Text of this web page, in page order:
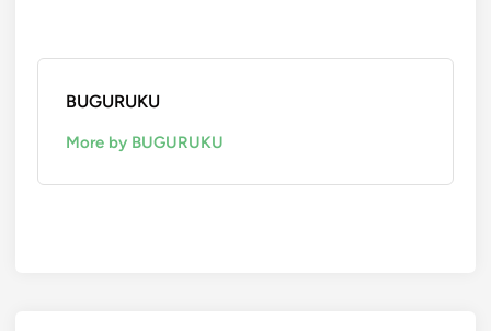
BUGURUKU
More by BUGURUKU